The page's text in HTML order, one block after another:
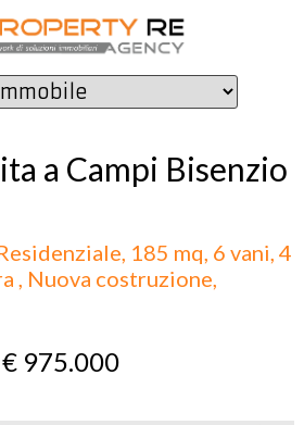
a Campi Bisenzio
185 mq, 6 vani, 4
, Nuova costruzione,
€ 975.000